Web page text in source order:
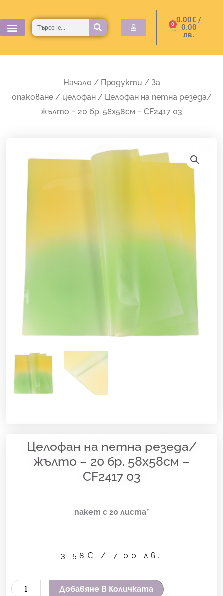
to
content
0.00€ /
0.00
лв.
0
Cart
Търсене
Начало / Продукти / За
опаковане/ целофан/ Целофан на петна резеда/
жълто – 20 бр. 58х58см – CF2417 03
Целофан на петна резеда/
жълто – 20 бр. 58х58см –
CF2417 03
пакет с 20 листа*
3.58 € / 7.00 лв.
количество Добавяне В Количката